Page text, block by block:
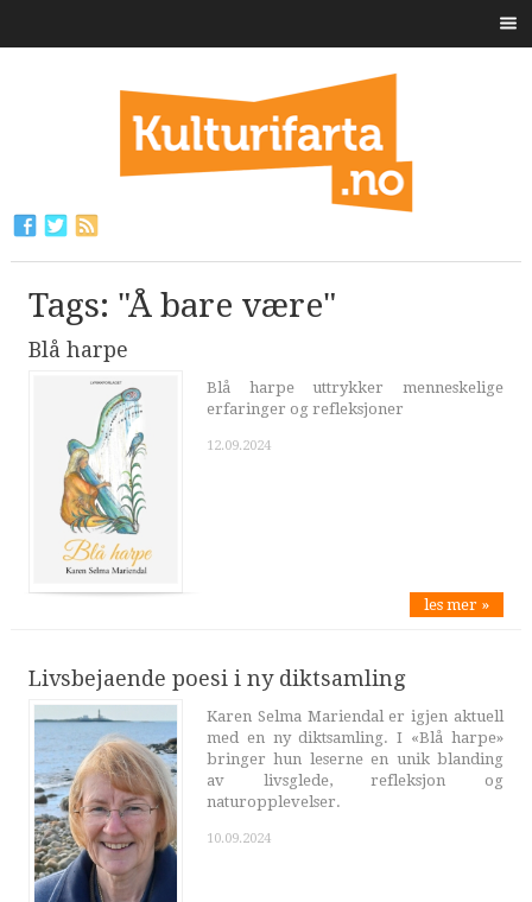
Tags: "Å bare være"
Blå harpe
Blå harpe uttrykker menneskelige
erfaringer og refleksjoner
12.09.2024
les mer »
Livsbejaende poesi i ny diktsamling
Karen Selma Mariendal er igjen aktuell
med en ny diktsamling. I «Blå harpe»
bringer hun leserne en unik blanding
av livsglede, refleksjon og
naturopplevelser.
10.09.2024